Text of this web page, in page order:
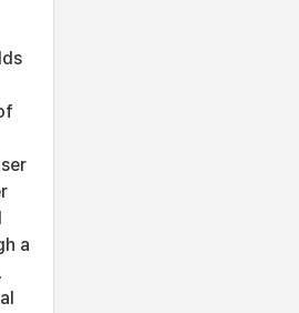
a